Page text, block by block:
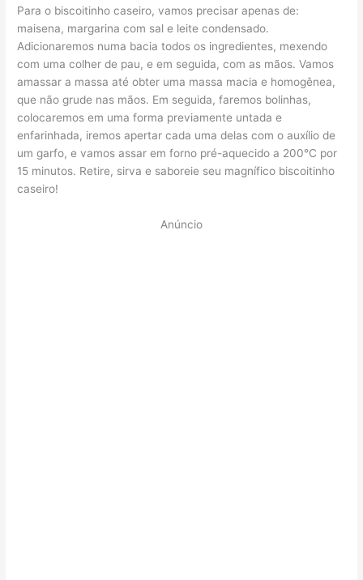
Para o biscoitinho caseiro, vamos precisar apenas de:
maisena, margarina com sal e leite condensado.
Adicionaremos numa bacia todos os ingredientes, mexendo
com uma colher de pau, e em seguida, com as mãos. Vamos
amassar a massa até obter uma massa macia e homogênea,
que não grude nas mãos. Em seguida, faremos bolinhas,
colocaremos em uma forma previamente untada e
enfarinhada, iremos apertar cada uma delas com o auxílio de
um garfo, e vamos assar em forno pré-aquecido a 200°C por
15 minutos. Retire, sirva e saboreie seu magnífico biscoitinho
caseiro!
Anúncio